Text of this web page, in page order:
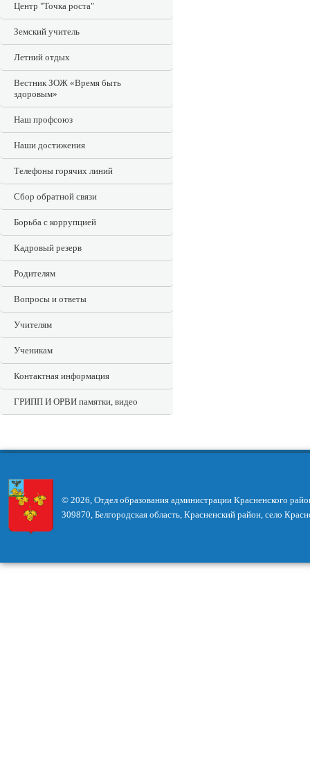
Центр "Точка роста"
Земский учитель
Летний отдых
Вестник ЗОЖ «Время быть
здоровым»
Наш профсоюз
Наши достижения
Телефоны горячих линий
Сбор обратной связи
Борьба с коррупцией
Кадровый резерв
Родителям
Вопросы и ответы
Учителям
Ученикам
Контактная информация
ГРИПП И ОРВИ памятки, видео
© 2026, Отдел образования администрации Красненского
309870, Белгородская область, Красненский район, село